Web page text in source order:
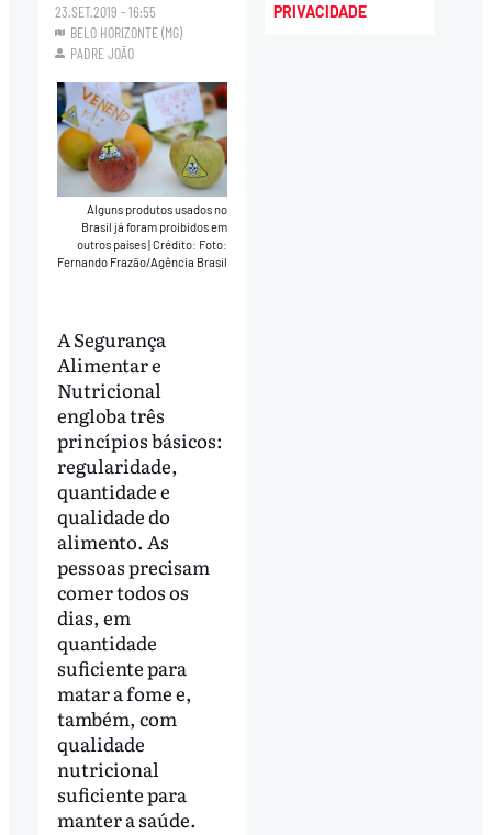
23.SET.2019 - 16:55
BELO HORIZONTE (MG)
PADRE JOÃO
Alguns produtos usados no
Brasil já foram proibidos em
outros países|Crédito: Foto:
Fernando Frazão/Agência Brasil
A Segurança
Alimentar e
Nutricional
engloba três
princípios básicos:
regularidade,
quantidade e
qualidade do
alimento. As
pessoas precisam
comer todos os
dias, em
quantidade
suficiente para
matar a fome e,
também, com
qualidade
nutricional
suficiente para
manter a saúde.
PRIVACIDADE